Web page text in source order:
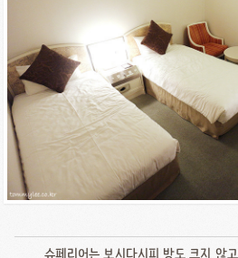
슈페리어는 보시다시피 방도 크지 않